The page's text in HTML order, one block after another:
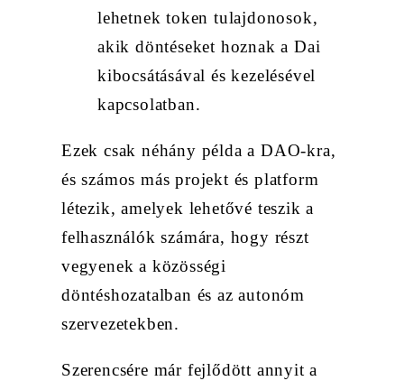
lehetnek token tulajdonosok,
akik döntéseket hoznak a Dai
kibocsátásával és kezelésével
kapcsolatban.
Ezek csak néhány példa a DAO-kra,
és számos más projekt és platform
létezik, amelyek lehetővé teszik a
felhasználók számára, hogy részt
vegyenek a közösségi
döntéshozatalban és az autonóm
szervezetekben.
Szerencsére már fejlődött annyit a